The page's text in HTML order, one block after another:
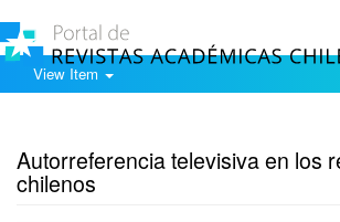
View Item
Autorreferencia televisiva en los
chilenos